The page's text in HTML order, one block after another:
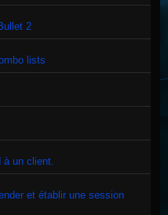
2
lists
à un client.
et établir une session